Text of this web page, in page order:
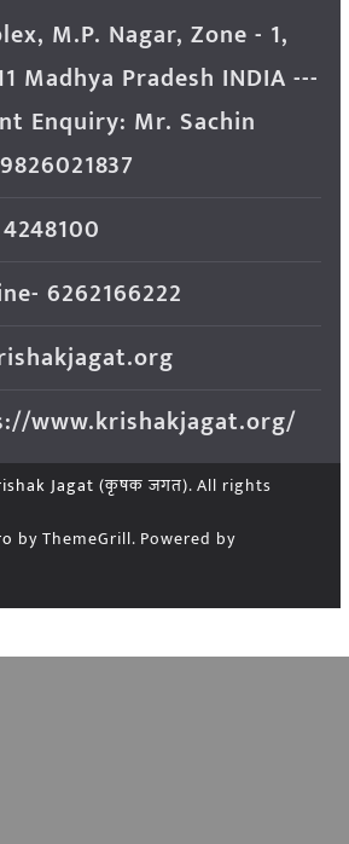
M.P. Nagar, Zone - 1,
Madhya Pradesh INDIA ---
Enquiry: Mr. Sachin
6262166222
www.krishakjagat.org/
Jagat (कृषक जगत). All rights
by ThemeGrill. Powered by